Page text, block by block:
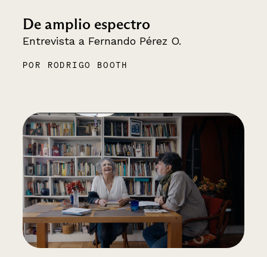
De amplio espectro
Entrevista a Fernando Pérez O.
POR RODRIGO BOOTH